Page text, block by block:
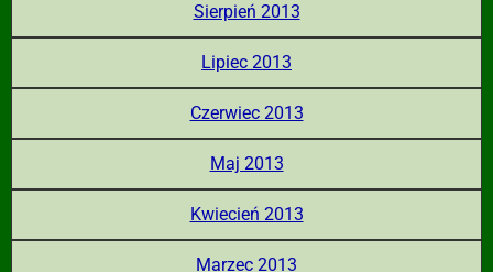
Sierpień 2013
Lipiec 2013
Czerwiec 2013
Maj 2013
Kwiecień 2013
Marzec 2013